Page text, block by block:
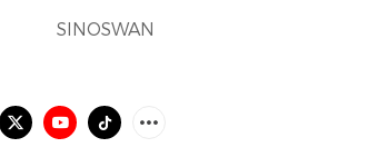
SINOSWAN